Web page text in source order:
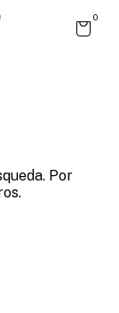
0
Por